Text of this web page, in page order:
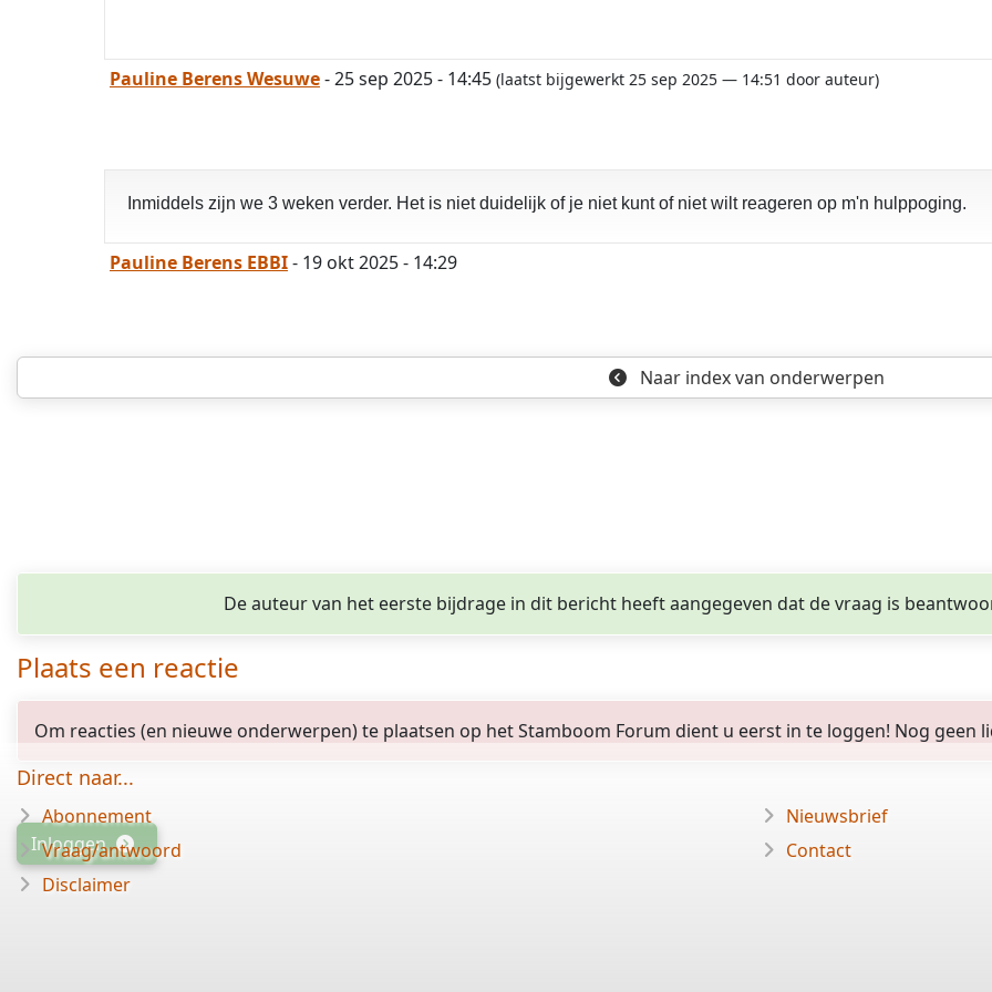
Pauline Berens Wesuwe- 25 sep 2025 - 14:45 (laatst bijgewerkt 25 sep 2025 — 14:51 door auteur)
Inmiddels zijn we 3 weken verder. Het is niet duidelijk of je niet kunt of niet wilt reageren op m'n hulppoging.
Pauline Berens EBBI- 19 okt 2025 - 14:29
Naar indexvan onderwerpen
De auteur van het eerste bijdrage in dit bericht heeft aangegeven dat de vraag is
Plaats een reactie
Om reacties (en nieuwe onderwerpen) te plaatsen op het Stamboom Forum dient u eerst in te loggen! Nog geen
Inloggen
Direct naar...
Abonnement
Vraag/antwoord
Disclaimer
Nieuwsbrief
Contact